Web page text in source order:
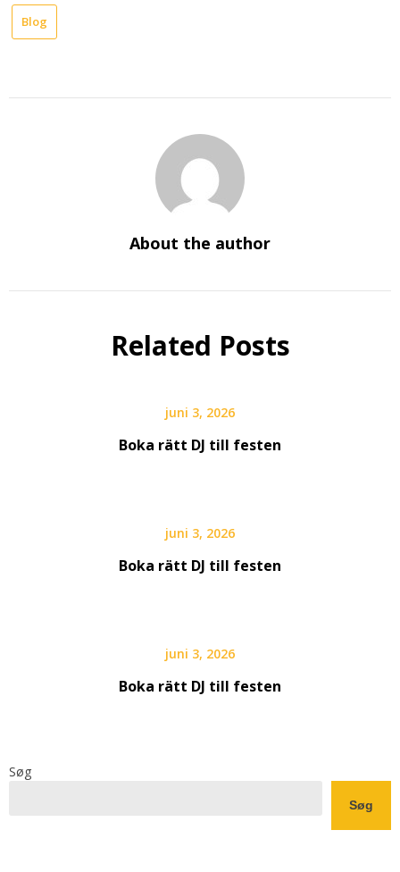
Blog
About the author
Related Posts
juni 3, 2026
Boka rätt DJ till festen
juni 3, 2026
Boka rätt DJ till festen
juni 3, 2026
Boka rätt DJ till festen
Søg
Søg